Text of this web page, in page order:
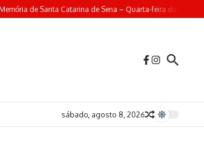
de Santa Catarina de Sena – Quarta-feira da 4ª
sábado, agosto 8, 2026